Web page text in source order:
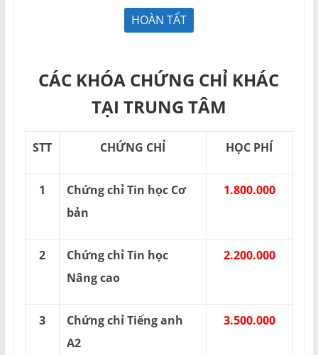
CÁC KHÓA CHỨNG CHỈ KHÁC
TẠI TRUNG TÂM
STT CHỨNG CHỈ HỌC PHÍ
1
Chứng chỉ Tin học Cơ
bản
1.800.000
2
Chứng chỉ Tin học
Nâng cao
2.200.000
3
Chứng chỉ Tiếng anh
A2
3.500.000